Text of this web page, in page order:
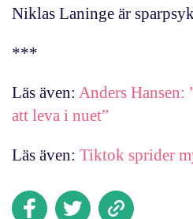
Niklas Laninge är
***
Läs även: Anders Hansen:
att leva i nuet”
Läs även: Tiktok sprider